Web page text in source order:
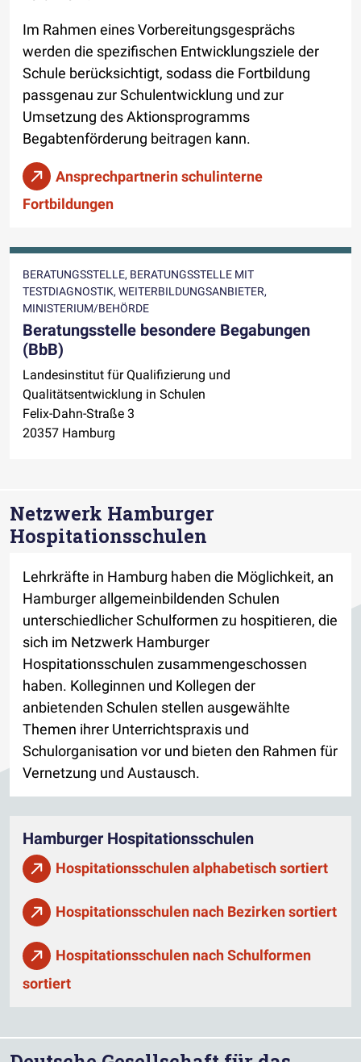
Im Rahmen eines Vorbereitungsgesprächs
werden die spezifischen Entwicklungsziele der
Schule berücksichtigt, sodass die Fortbildung
passgenau zur Schulentwicklung und zur
Umsetzung des Aktionsprogramms
Begabtenförderung beitragen kann.
Ansprechpartnerin schulinterne
Fortbildungen
BERATUNGSSTELLE, BERATUNGSSTELLE MIT
TESTDIAGNOSTIK, WEITERBILDUNGSANBIETER,
MINISTERIUM/BEHÖRDE
Beratungsstelle besondere Begabungen
(BbB)
Landesinstitut für Qualifizierung und
Qualitätsentwicklung in Schulen
Felix-Dahn-Straße 3
20357 Hamburg
Netzwerk Hamburger
Hospitationsschulen
Lehrkräfte in Hamburg haben die Möglichkeit, an
Hamburger allgemeinbildenden Schulen
unterschiedlicher Schulformen zu hospitieren, die
sich im Netzwerk Hamburger
Hospitationsschulen zusammengeschossen
haben. Kolleginnen und Kollegen der
anbietenden Schulen stellen ausgewählte
Themen ihrer Unterrichtspraxis und
Schulorganisation vor und bieten den Rahmen für
Vernetzung und Austausch.
Hamburger Hospitationsschulen
Hospitationsschulen alphabetisch sortiert
Hospitationsschulen nach Bezirken sortiert
Hospitationsschulen nach Schulformen
sortiert